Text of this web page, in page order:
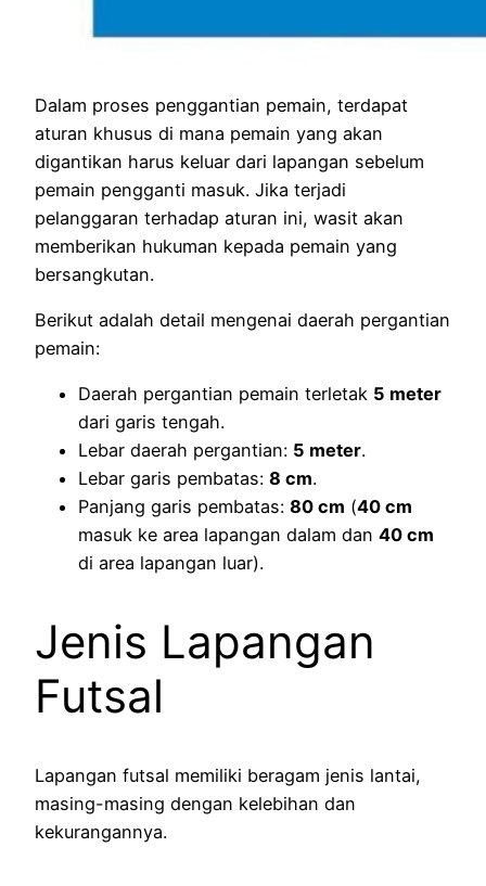
Dalam proses penggantian pemain, terdapat
aturan khusus di mana pemain yang akan
digantikan harus keluar dari lapangan sebelum
pemain pengganti masuk. Jika terjadi
pelanggaran terhadap aturan ini, wasit akan
memberikan hukuman kepada pemain yang
bersangkutan.
Berikut adalah detail mengenai daerah pergantian
pemain:
Daerah pergantian pemain terletak 5 meter
dari garis tengah.
Lebar daerah pergantian: 5 meter.
Lebar garis pembatas: 8 cm.
Panjang garis pembatas: 80 cm (40 cm
masuk ke area lapangan dalam dan 40 cm
di area lapangan luar).
Jenis Lapangan
Futsal
Lapangan futsal memiliki beragam jenis lantai,
masing-masing dengan kelebihan dan
kekurangannya.